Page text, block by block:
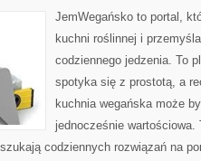
JemWegańsko to portal,
kuchni roślinnej i
codziennego jedzenia. To
spotyka się z prostotą, a
kuchnia wegańska może
jednocześnie wartościowa.
codziennych rozwiązań na